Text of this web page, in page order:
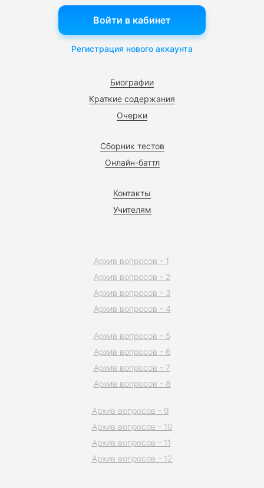
Биографии
Краткие содержания
Очерки
Сборник тестов
Онлайн-баттл
Контакты
Учителям
Войти в кабинет
Регистрация нового аккаунта
Архив вопросов - 1
Архив вопросов - 2
Архив вопросов - 3
Архив вопросов - 4
Архив вопросов - 5
Архив вопросов - 6
Архив вопросов - 7
Архив вопросов - 8
Архив вопросов - 9
Архив вопросов - 10
Архив вопросов - 11
Архив вопросов - 12